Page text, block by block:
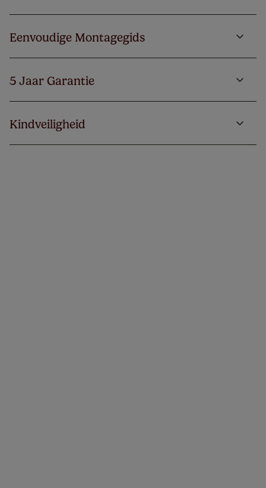
Eenvoudige Montagegids
5 Jaar Garantie
Kindveiligheid